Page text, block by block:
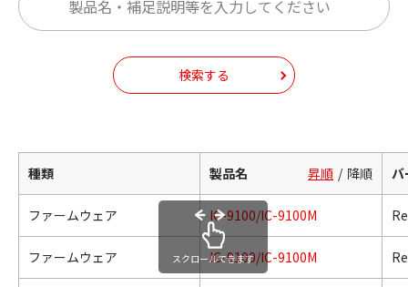
検索する
種類 製品名 昇順 降順 バ
ファームウェア IC-9100/IC-9100M
ファームウェア IC-9100/IC-9100M
スクロールできます